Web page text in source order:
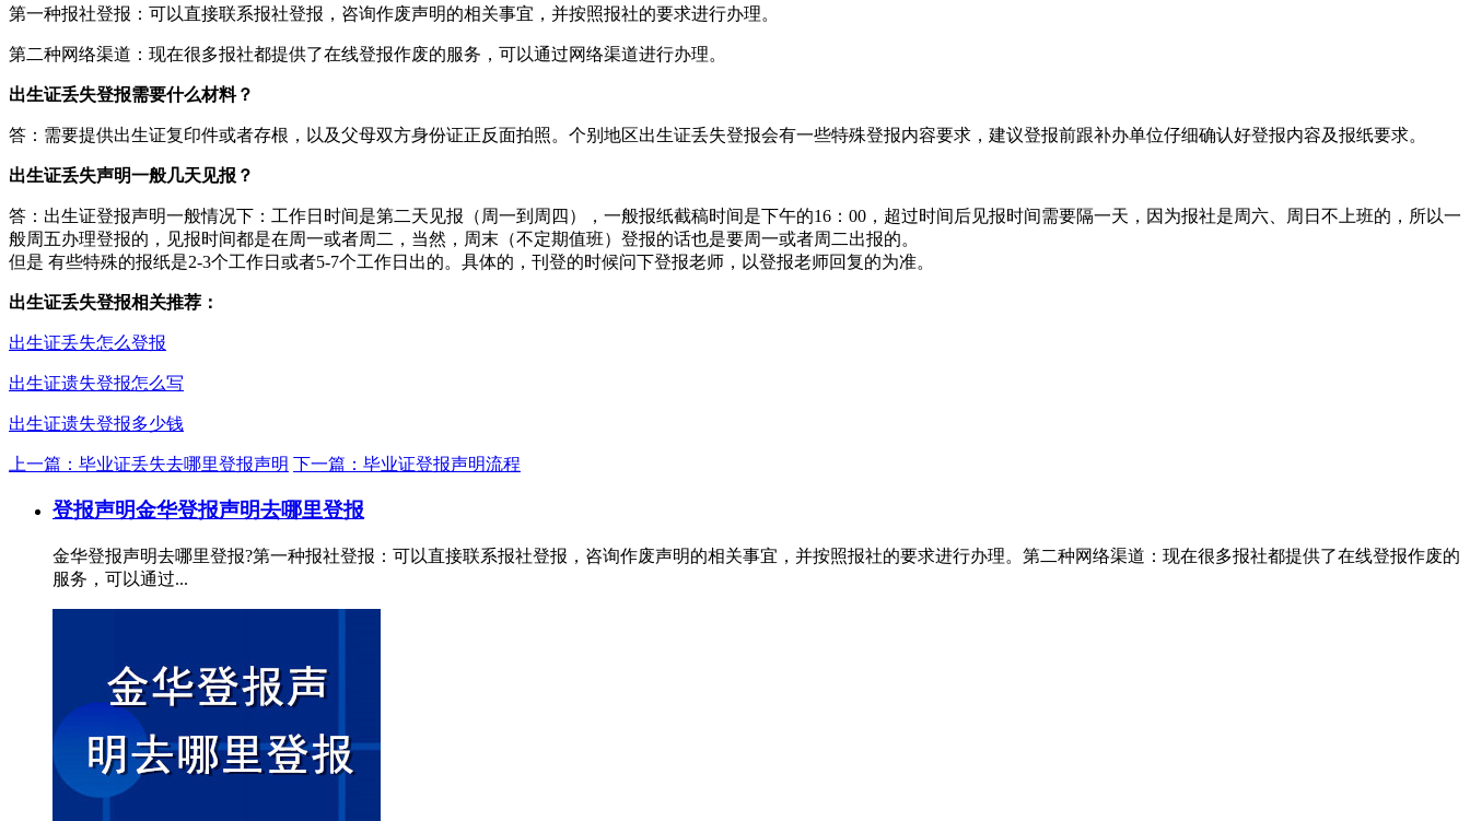
第一种报社登报：可以直接联系报社登报，咨询作废声明的相关事宜，并按照报社的要求进行办理。
第二种网络渠道：现在很多报社都提供了在线登报作废的服务，可以通过网络渠道进行办理。
出生证丢失登报需要什么材料？
答：需要提供出生证复印件或者存根，以及父母双方身份证正反面拍照。个别地区出生证丢失登报会有一些特殊登报内容要求，建议登报前跟补办单位仔细确认好登报内容及报纸要求。
出生证丢失声明一般几天见报？
答：出生证登报声明一般情况下：工作日时间是第二天见报（周一到周四），一般报纸截稿时间是下午的16：00，超过时间后见报时间需要隔一天，因为报社是周六、周日不上班的，所以一
般周五办理登报的，见报时间都是在周一或者周二，当然，周末（不定期值班）登报的话也是要周一或者周二出报的。
但是 有些特殊的报纸是2-3个工作日或者5-7个工作日出的。具体的，刊登的时候问下登报老师，以登报老师回复的为准。
出生证丢失登报相关推荐：
出生证丢失怎么登报
出生证遗失登报怎么写
出生证遗失登报多少钱
上一篇：毕业证丢失去哪里登报声明 下一篇：毕业证登报声明流程
登报声明金华登报声明去哪里登报
金华登报声明去哪里登报?第一种报社登报：可以直接联系报社登报，咨询作废声明的相关事宜，并按照报社的要求进行办理。第二种网络渠道：现在很多报社都提供了在线登报作废的
服务，可以通过...